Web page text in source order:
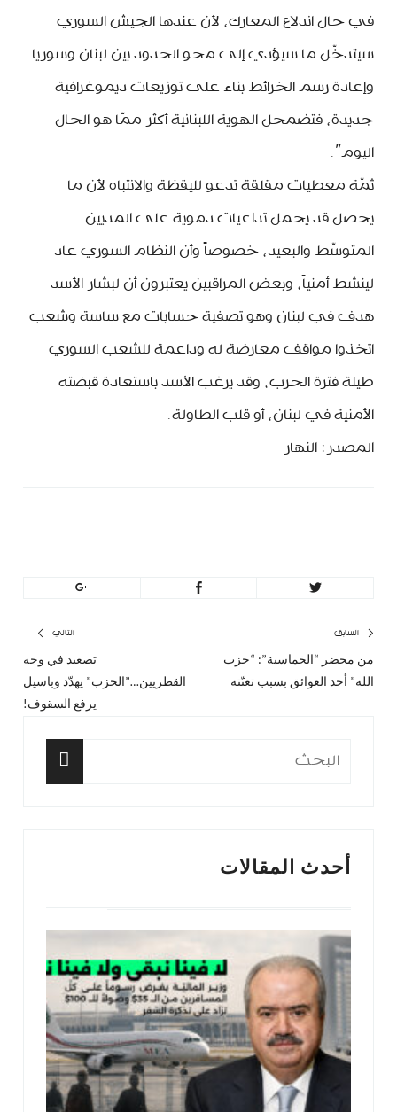
في حال اندلاع المعارك، لأن عندها الجيش السوري
سيتدخّل ما سيؤدي إلى محو الحدود بين لبنان وسوريا
وإعادة رسم الخرائط بناء على توزيعات ديموغرافية
جديدة، فتضمحل الهوية اللبنانية أكثر ممّا هو الحال
اليوم”.
ثمّة معطيات مقلقة تدعو لليقظة والانتباه لأن ما
يحصل قد يحمل تداعيات دموية على المديين
المتوسّط والبعيد، خصوصاً وأن النظام السوري عاد
لينشط أمنياً، وبعض المراقبين يعتبرون أن لبشار الأسد
هدف في لبنان وهو تصفية حسابات مع ساسة وشعب
اتخذوا مواقف معارضة له وداعمة للشعب السوري
طيلة فترة الحرب، وقد يرغب الأسد باستعادة قبضته
الأمنية في لبنان، أو قلب الطاولة.
المصدر: النهار
تصفّح
المقالات
السابق
المقال
من محضر “الخماسية”: “حزب
الله” أحد العوائق بسبب تعنّته
التالي
تصعيد في وجه
القطريين…”الحزب” يهدّد وباسيل
يرفع السقوف!
البحث
أحدث المقالات